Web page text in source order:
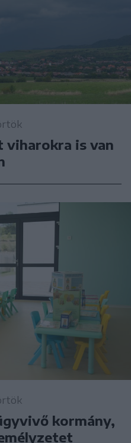
viharokra is van
kormány,